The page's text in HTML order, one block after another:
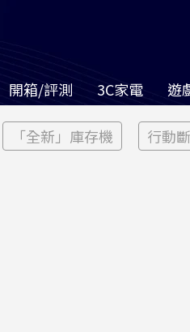
開箱/評測 3C家電 遊
「全新」庫存機 行動